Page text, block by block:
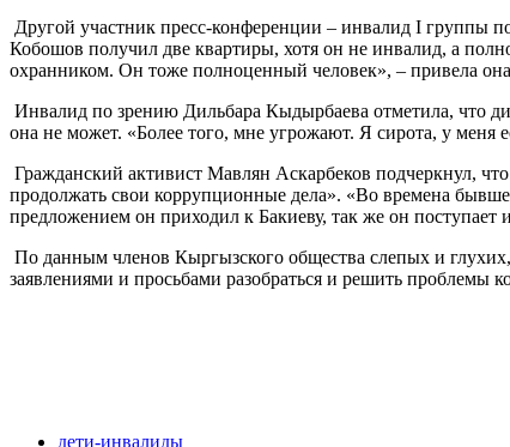
Другой участник пресс-конференции – инвалид I группы
Кобошов получил две квартиры, хотя он не инвалид, а
охранником. Он тоже полноценный человек», – привела
Инвалид по зрению Дильбара Кыдырбаева отметила, что
она не может. «Более того, мне угрожают. Я сирота, у меня
Гражданский активист Мавлян Аскарбеков подчеркнул,
продолжать свои коррупционные дела». «Во времена
предложением он приходил к Бакиеву, так же он поступает
По данным членов Кыргызского общества слепых и
заявлениями и просьбами разобраться и решить проблемы
дети-инвалиды